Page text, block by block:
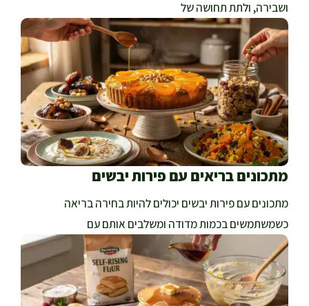
ושבירה, ולתת תחושה של
מתכונים בריאים עם פירות יבשים
מתכונים עם פירות יבשים יכולים להיות בחירה בריאה
כשמשתמשים בכמות מדודה ומשלבים אותם עם